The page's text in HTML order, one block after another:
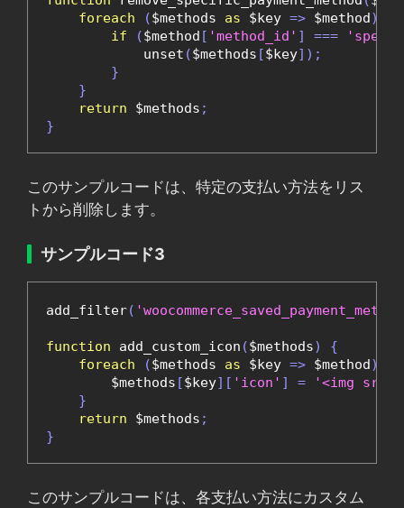
foreach
($methods as $key => $method)
if
($method [ 'method_id' ] ===
            unset
($methods [$key]);
}
}
return $methods ;
}
このサンプルコードは、特定の支払い方法をリス
トから削除します。
サンプルコード3
add_filter(
function add_custom_icon ($methods)
{
foreach
($methods as $key => $method)
        $methods
[$key][ 'icon' ] =
'<img
}
return $methods ;
}
このサンプルコードは、各支払い方法にカスタム